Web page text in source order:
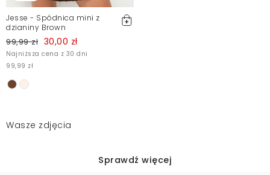
Jesse - Spódnica mini z
dzianiny Brown
99,99 zł 30,00 zł
Najniższa cena z 30 dni
99,99 zł
Wasze zdjęcia
Sprawdź więcej